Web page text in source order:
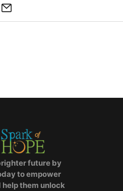
future by
to empower
them unlock